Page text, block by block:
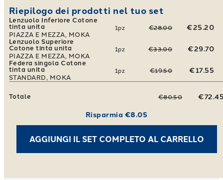
Riepilogo dei prodotti nel tuo set
Lenzuolo Inferiore Cotone
tinta unita
PIAZZA E MEZZA, MOKA
1pz €28.00 €25.20
Lenzuolo Superiore
Cotone tinta unita
PIAZZA E MEZZA, MOKA
1pz €33.00 €29.70
Federa singola Cotone
tinta unita
STANDARD, MOKA
1pz €19.50 €17.55
Totale €80.50
Risparmia €8.05
AGGIUNGI IL SET COMPLETO AL CARRELLO